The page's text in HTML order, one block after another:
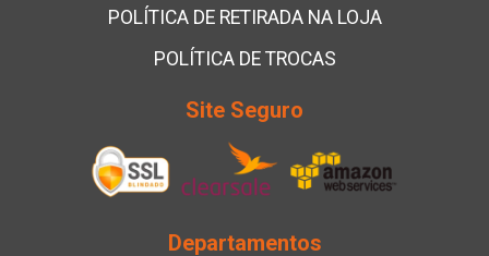
POLÍTICA DE RETIRADA NA LOJA
POLÍTICA DE TROCAS
Site Seguro
Departamentos